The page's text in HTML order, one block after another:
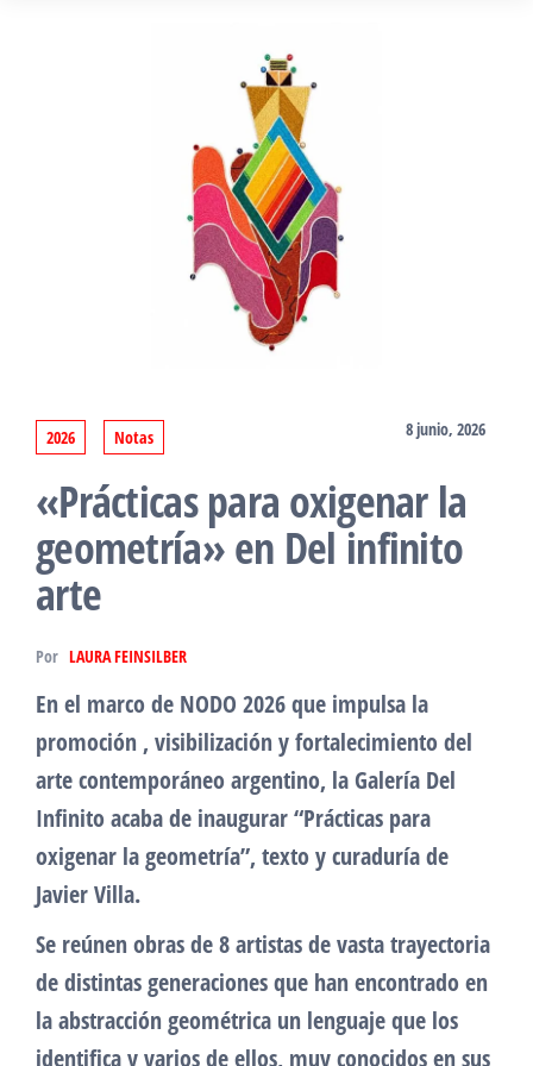
2026 Notas 8 junio, 2026
«Prácticas para oxigenar la
geometría» en Del infinito
arte
Por LAURA FEINSILBER
En el marco de NODO 2026 que impulsa la
promoción , visibilización y fortalecimiento del
arte contemporáneo argentino, la Galería Del
Infinito acaba de inaugurar “Prácticas para
oxigenar la geometría”, texto y curaduría de
Javier Villa.
Se reúnen obras de 8 artistas de vasta trayectoria
de distintas generaciones que han encontrado en
la abstracción geométrica un lenguaje que los
identifica y varios de ellos, muy conocidos en sus